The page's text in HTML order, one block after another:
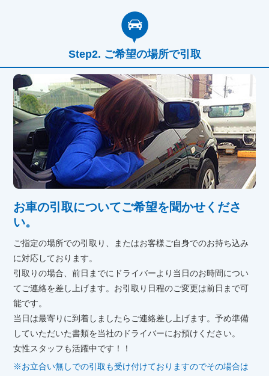
ご希望の場所で引取
お車の引取についてご希望を聞かせくださ
い。
ご指定の場所での引取り、またはお客様ご自身でのお持ち込み
に対応しております。
引取りの場合、前日までにドライバーより当日のお時間につい
てご連絡を差し上げます。お引取り日程のご変更は前日まで可
能です。
当日は最寄りに到着しましたらご連絡差し上げます。予め準備
していただいた書類を当社のドライバーにお預けください。
女性スタッフも活躍中です！！
※お立合い無しでの引取も受け付けておりますのでその場合は